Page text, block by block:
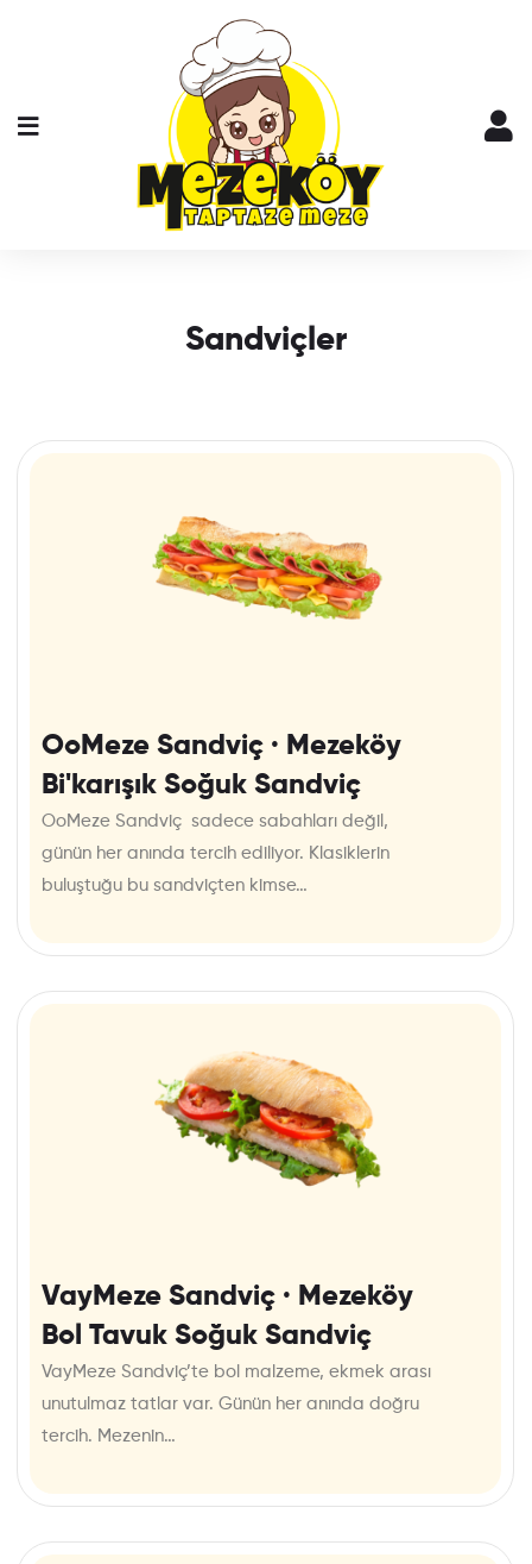
Sandviçler
OoMeze Sandviç · Mezeköy
Bi'karışık Soğuk Sandviç
OoMeze Sandviç sadece sabahları değil,
günün her anında tercih ediliyor. Klasiklerin
buluştuğu bu sandviçten kimse…
VayMeze Sandviç · Mezeköy
Bol Tavuk Soğuk Sandviç
VayMeze Sandviç’te bol malzeme, ekmek arası
unutulmaz tatlar var. Günün her anında doğru
tercih. Mezenin…